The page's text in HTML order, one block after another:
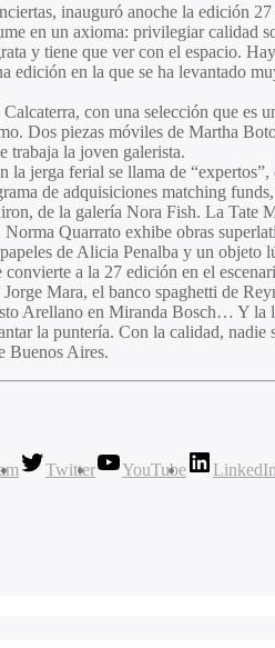
inauguró anoche la edición
en un axioma: privilegiar calidad
y tiene que ver con el espacio.
edición en la que se ha levantado
con una selección que es
Dos piezas móviles de Martha
trabaja la joven galerista.
la jerga ferial se llama de
de adquisiciones matching
de la galería Nora Fish. La Tate
Quarrato exhibe obras
de Alicia Penalba y un objeto
a la 27 edición en el
Mara, el banco spaghetti de
Arellano en Miranda Bosch… Y la
la puntería. Con la calidad,
Buenos Aires.
Twitter YouTube LinkedIn